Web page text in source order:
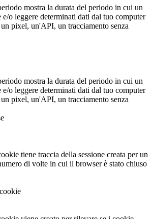
mostra la durata del periodo in cui un
o leggere determinati dati dal tuo computer
pixel, un'API, un tracciamento senza
mostra la durata del periodo in cui un
o leggere determinati dati dal tuo computer
pixel, un'API, un tracciamento senza
tiene traccia della sessione creata per un
di volte in cui il browser è stato chiuso